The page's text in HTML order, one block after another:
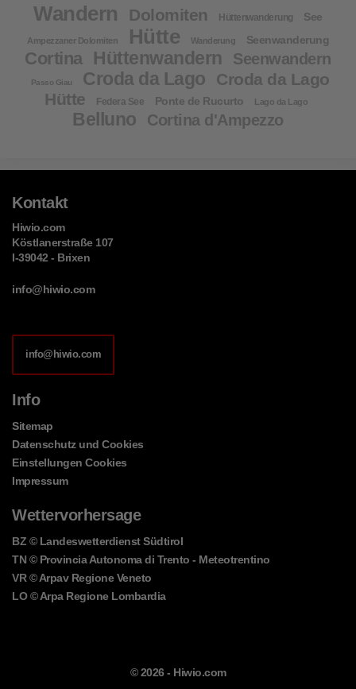
Wandern Dolomiten Hüttenwanderung See
Ampezzaner Dolomiten Hütte Wanderung Seenwanderung
Cortina Hüttenwandern Seenwandern
Passo Giau Croda da Lago
Croda da Lago
Hütte
Federa See Ponte de Rucurto Lago da Lago
Belluno Cortina d'Ampezzo
Kontakt
Hiwio.com
Köstlanerstraße 107
I-39042 - Brixen
info@hiwio.com
info@hiwio.com
Info
Sitemap
Datenschutz und Cookies
Einstellungen Cookies
Impressum
Wettervorhersage
BZ © Landeswetterdienst Südtirol
TN © Provincia Autonoma di Trento - Meteotrentino
VR © Arpav Regione Veneto
LO © Arpa Regione Lombardia
© 2026 - Hiwio.com